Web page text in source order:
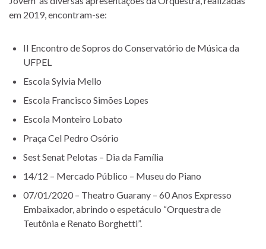
em 2019, encontram-se:
II Encontro de Sopros do Conservatório de Música da
UFPEL
Escola Sylvia Mello
Escola Francisco Simões Lopes
Escola Monteiro Lobato
Praça Cel Pedro Osório
Sest Senat Pelotas – Dia da Família
14/12 – Mercado Público – Museu do Piano
07/01/2020 – Theatro Guarany – 60 Anos Expresso
Embaixador, abrindo o espetáculo “Orquestra de
Teutônia e Renato Borghetti”.